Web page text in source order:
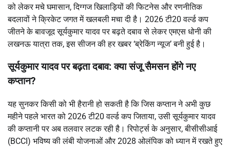
को लेकर मचे घमासान, दिग्गज खिलाड़ियों की फिटनेस और रणनीतिक
बदलावों ने क्रिकेट जगत में खलबली मचा दी है। 2026 टी20 वर्ल्ड कप
जीतने के बावजूद सूर्यकुमार यादव पर बढ़ते दबाव से लेकर एमएस धोनी की
लखनऊ यात्रा तक, इस सीजन की हर खबर ‘ब्रेकिंग न्यूज’ बनी हुई है।
सूर्यकुमार यादव पर बढ़ता दबाव: क्या संजू सैमसन होंगे नए
कप्तान?
यह सुनकर किसी को भी हैरानी हो सकती है कि जिस कप्तान ने अभी कुछ
महीने पहले भारत को 2026 टी20 वर्ल्ड कप जिताया, उसी सूर्यकुमार यादव
की कप्तानी पर अब तलवार लटक रही है।रिपोर्ट्स के अनुसार, बीसीसीआई
(BCCI) भविष्य की लंबी योजनाओं और 2028 ओलंपिक को ध्यान में रखते हुए